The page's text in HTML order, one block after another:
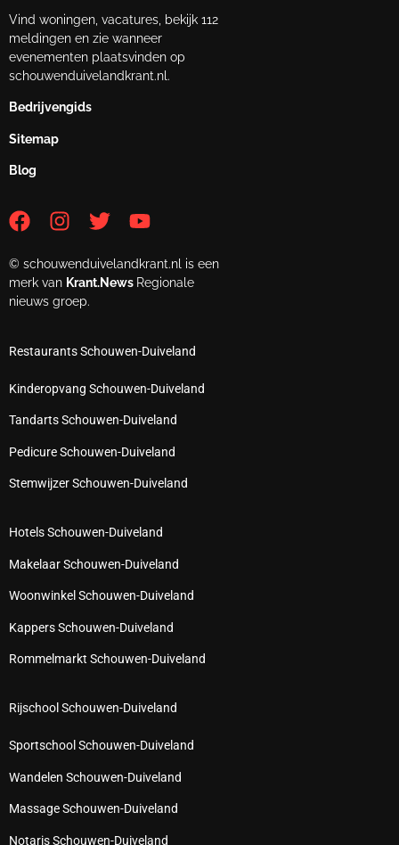
Vind woningen, vacatures, bekijk 112
meldingen en zie wanneer
evenementen plaatsvinden op
schouwenduivelandkrant.nl.
Bedrijvengids
Sitemap
Blog
© schouwenduivelandkrant.nl is een
merk van Krant.News Regionale
nieuws groep.
Restaurants Schouwen-Duiveland
Kinderopvang Schouwen-Duiveland
Tandarts Schouwen-Duiveland
Pedicure Schouwen-Duiveland
Stemwijzer Schouwen-Duiveland
Hotels Schouwen-Duiveland
Makelaar Schouwen-Duiveland
Woonwinkel Schouwen-Duiveland
Kappers Schouwen-Duiveland
Rommelmarkt Schouwen-Duiveland
Rijschool Schouwen-Duiveland
Sportschool Schouwen-Duiveland
Wandelen Schouwen-Duiveland
Massage Schouwen-Duiveland
Notaris Schouwen-Duiveland